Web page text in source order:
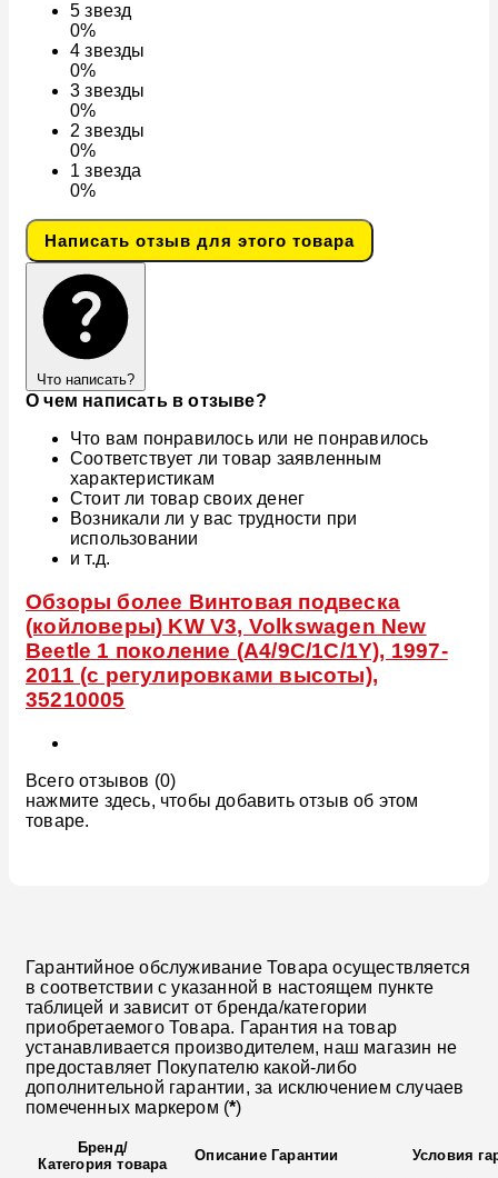
5звезд
0%
4звезды
0%
3звезды
0%
2звезды
0%
1звезда
0%
Написать отзыв для этого товара
Что написать?
О чем написать в отзыве?
Что вам понравилось или не понравилось
Соответствует ли товар заявленным
характеристикам
Стоит ли товар своих денег
Возникали ли у вас трудности при
использовании
и т.д.
Обзоры более Винтовая подвеска
(койловеры) KW V3, Volkswagen New
Beetle 1 поколение (A4/9C/1C/1Y), 1997-
2011 (с регулировками высоты),
35210005
Всего отзывов (0)
нажмите здесь, чтобы добавить отзыв об этом
товаре.
Гарантийное обслуживание Товара осуществляется
в соответствии с указанной в настоящем пункте
таблицей и зависит от бренда/категории
приобретаемого Товара. Гарантия на товар
устанавливается производителем, наш магазин не
предоставляет Покупателю какой-либо
дополнительной гарантии, за исключением случаев
помеченных маркером (*)
Бренд/
Категория товара
Описание Гарантии Условия